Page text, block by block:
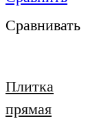
Сравнивать
Плитка
прямая